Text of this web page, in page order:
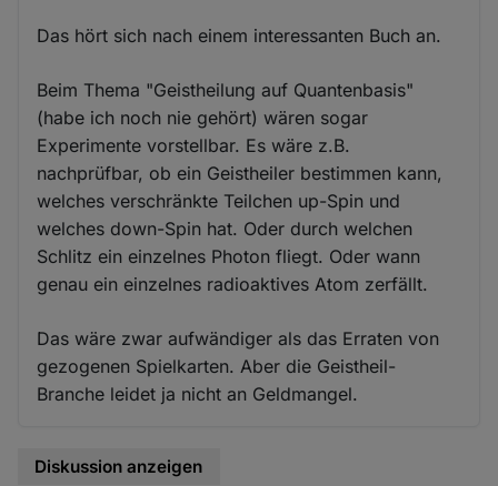
Das hört sich nach einem interessanten Buch an.
Beim Thema "Geistheilung auf Quantenbasis"
(habe ich noch nie gehört) wären sogar
Experimente vorstellbar. Es wäre z.B.
nachprüfbar, ob ein Geistheiler bestimmen kann,
welches verschränkte Teilchen up-Spin und
welches down-Spin hat. Oder durch welchen
Schlitz ein einzelnes Photon fliegt. Oder wann
genau ein einzelnes radioaktives Atom zerfällt.
Das wäre zwar aufwändiger als das Erraten von
gezogenen Spielkarten. Aber die Geistheil-
Branche leidet ja nicht an Geldmangel.
Diskussion anzeigen